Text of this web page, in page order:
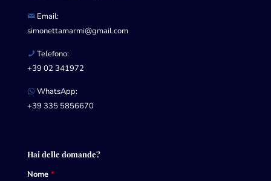
Email:
simonettamarmi@gmail.com
Telefono:
+39 02 341972
WhatsApp:
+39 335 5856670
Hai delle domande?
Nome *